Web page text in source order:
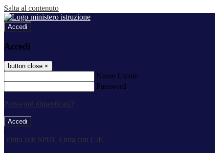
Salta al contenuto
Accedi
Accedi
button close ×
Nome Utente
Password
Password dimenticata?
-
Entra con SPID
Entra con CIE